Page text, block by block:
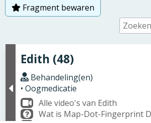
Fragment bewaren
Edith (48)
Behandeling(en)
• Oogmedicatie
Alle video's van Edith
Wat is Map-Dot-Fingerprint